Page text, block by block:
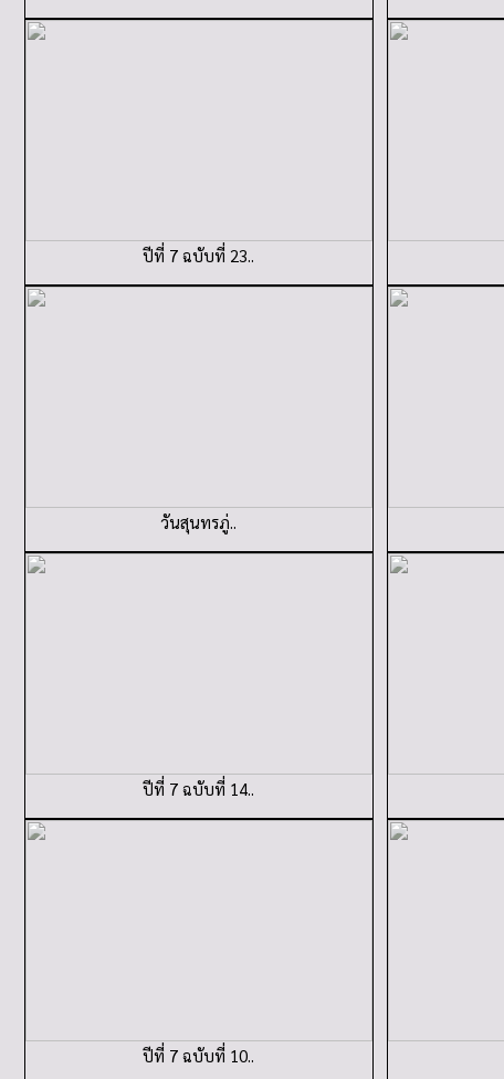
ปีที่ 7 ฉบับที่ 23..
วันสุนทรภู่..
ปีที่ 7 ฉบับที่ 14..
ปีที่ 7 ฉบับที่ 10..